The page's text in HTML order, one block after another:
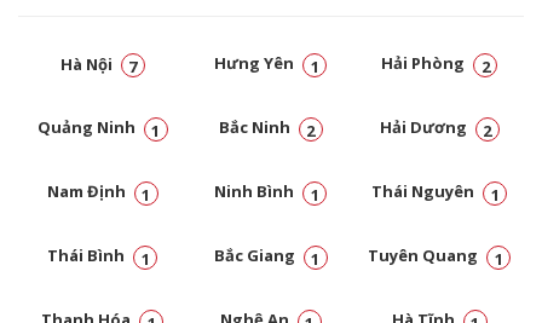
Hà Nội 7 Hưng Yên 1 Hải Phòng 2
Quảng Ninh 1 Bắc Ninh 2 Hải Dương 2
Nam Định 1 Ninh Bình 1 Thái Nguyên 1
Thái Bình 1 Bắc Giang 1 Tuyên Quang 1